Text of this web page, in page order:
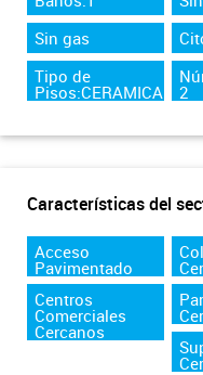
Sin gas
Tipo de
Pisos:CERAMICA 2
Características del
Acceso
Pavimentado
Centros
Comerciales
Cercanos